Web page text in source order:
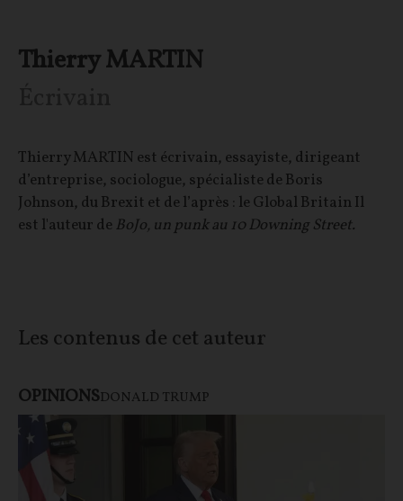
Thierry MARTIN
Thierry MARTIN est écrivain, essayiste, dirigeant
d’entreprise, sociologue, spécialiste de Boris
Johnson, du Brexit et de l’après : le Global Britain Il
est l'auteur de BoJo, un punk au 10 Downing Street.
Les contenus de cet auteur
OPINIONSDONALD TRUMP